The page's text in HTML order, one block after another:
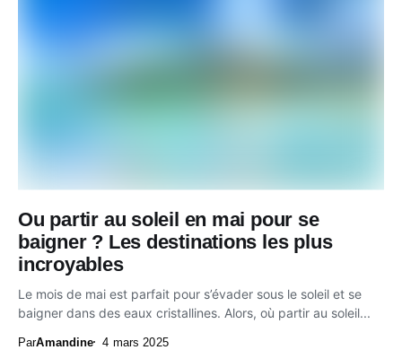
Ou partir au soleil en mai pour se
baigner ? Les destinations les plus
incroyables
Le mois de mai est parfait pour s’évader sous le soleil et se
baigner dans des eaux cristallines. Alors, où partir au soleil...
ParAmandine 4 mars 2025